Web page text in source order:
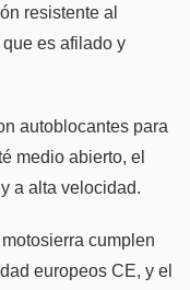
resistente al
es afilado y
autoblocantes para
medio abierto, el
a alta velocidad.
cumplen
europeos CE, y el